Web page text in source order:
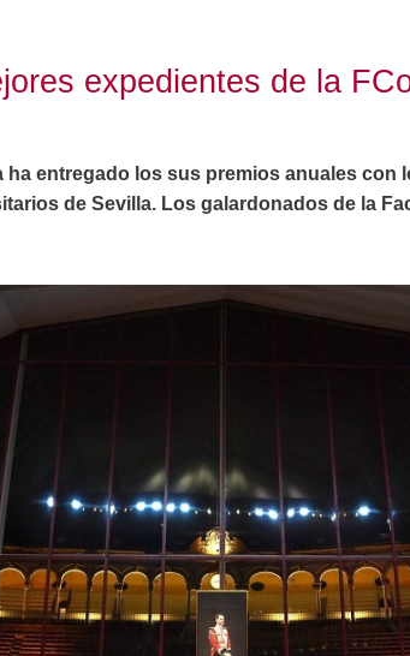
expedientes de la
ha entregado los sus premios anuales
de Sevilla. Los galardonados de la